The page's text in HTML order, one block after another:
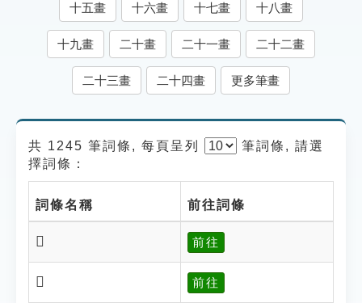
遊戲專區
貓頭鷹博士
十五畫 十六畫 十七畫 十八畫
十九畫 二十畫 二十一畫 二十二畫
二十三畫 二十四畫 更多筆畫
共 1245 筆詞條, 每頁呈列 筆詞條, 請選
擇詞條：
詞條名稱 前往詞條
𢹐 前往
𢹑 前往